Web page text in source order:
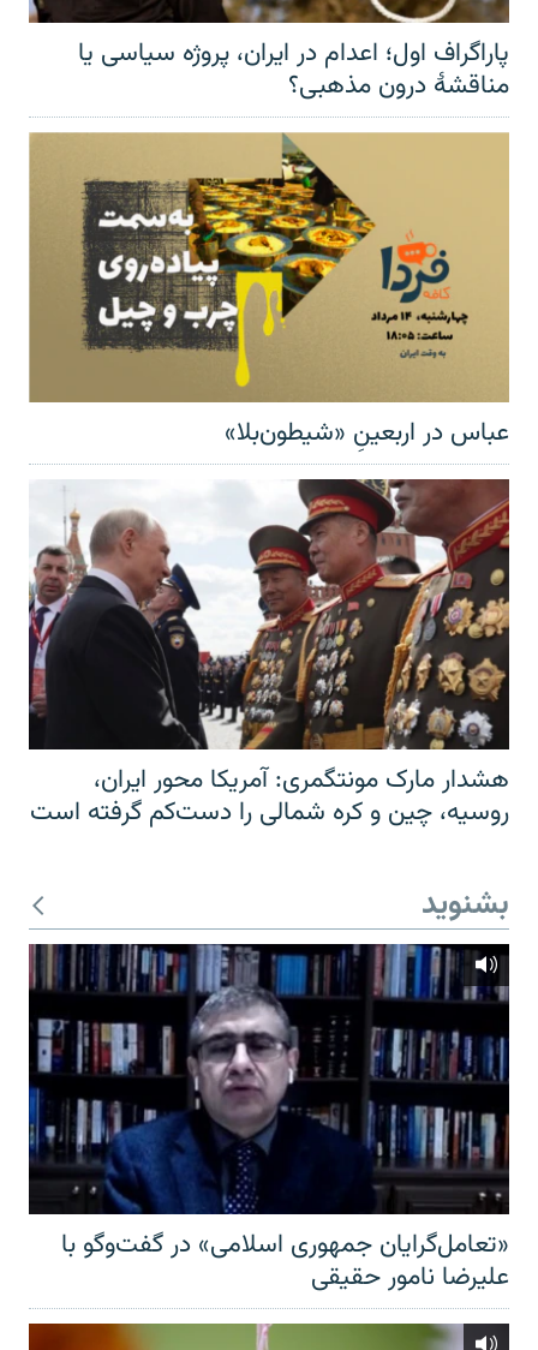
پاراگراف اول؛ اعدام در ایران، پروژه سیاسی یا
مناقشهٔ درون مذهبی؟
عباس در اربعینِ «شیطون‌بلا»
هشدار مارک مونتگمری: آمریکا محور ایران،
روسیه، چین و کره شمالی را دست‌کم گرفته است
بشنوید
«تعامل‌گرایان جمهوری اسلامی» در گفت‌وگو با
علیرضا نامور حقیقی